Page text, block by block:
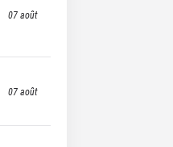
07 août
07 août